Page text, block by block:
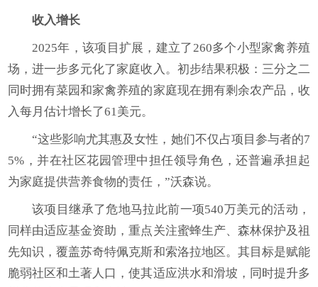
收入增长
2025年，该项目扩展，建立了260多个小型家禽养殖
场，进一步多元化了家庭收入。初步结果积极：三分之二
同时拥有菜园和家禽养殖的家庭现在拥有剩余农产品，收
入每月估计增长了61美元。
“这些影响尤其惠及女性，她们不仅占项目参与者的7
5%，并在社区花园管理中担任领导角色，还普遍承担起
为家庭提供营养食物的责任，”沃森说。
该项目继承了危地马拉此前一项540万美元的活动，
同样由适应基金资助，重点关注蜜蜂生产、森林保护及祖
先知识，覆盖苏奇特佩克斯和索洛拉地区。其目标是赋能
脆弱社区和土著人口，使其适应洪水和滑坡，同时提升多